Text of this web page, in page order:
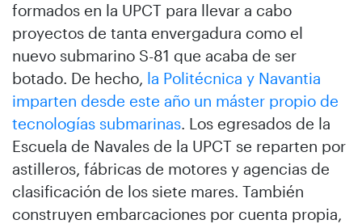
formados en la UPCT para llevar a cabo
proyectos de tanta envergadura como el
nuevo submarino S-81 que acaba de ser
botado. De hecho, la Politécnica y Navantia
imparten desde este año un máster propio de
tecnologías submarinas. Los egresados de la
Escuela de Navales de la UPCT se reparten por
astilleros, fábricas de motores y agencias de
clasificación de los siete mares. También
construyen embarcaciones por cuenta propia,